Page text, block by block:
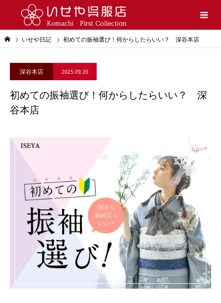
いせや日記 初めての振袖選び！何からしたらいい？ 深谷本店
深谷本店 2025.09.20
初めての振袖選び！何からしたらいい？ 深
谷本店